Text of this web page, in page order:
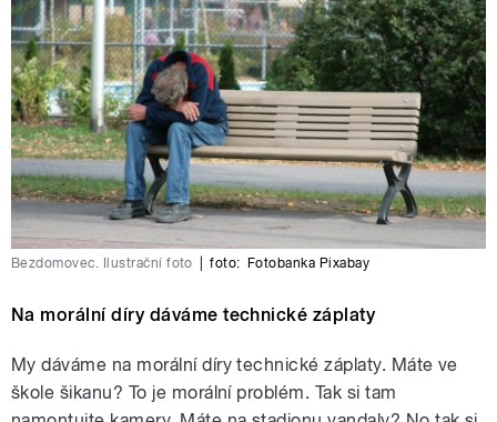
Bezdomovec. Ilustrační foto foto: Fotobanka Pixabay
Na morální díry dáváme technické záplaty
My dáváme na morální díry technické záplaty. Máte ve
škole šikanu? To je morální problém. Tak si tam